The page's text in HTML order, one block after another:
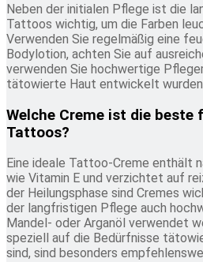
Neben der initialen Pflege ist die
Tattoos wichtig, um die Farben
Verwenden Sie regelmäßig eine
Bodylotion, achten Sie auf
verwenden Sie hochwertige
tätowierte Haut entwickelt
Welche Creme ist die beste
Tattoos?
Eine ideale Tattoo-Creme enthält
wie Vitamin E und verzichtet auf
der Heilungsphase sind Cremes
der langfristigen Pflege auch
Mandel- oder Arganöl verwendet
speziell auf die Bedürfnisse
sind, sind besonders